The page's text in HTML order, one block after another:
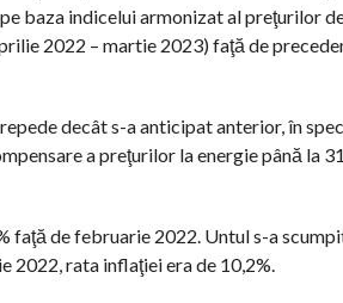
baza indicelui armonizat al preţurilor
2022 – martie 2023) faţă de
decât s-a anticipat anterior, în
a preţurilor la energie până la
faţă de februarie 2022. Untul s-a
2022, rata inflaţiei era de 10,2%.